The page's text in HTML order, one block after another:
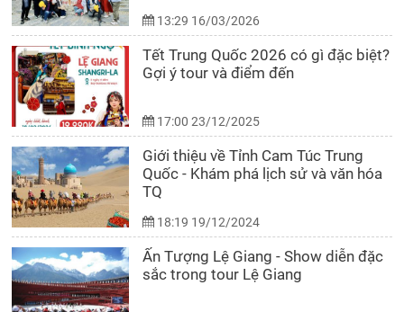
13:29 16/03/2026
Tết Trung Quốc 2026 có gì đặc biệt?
Gợi ý tour và điểm đến
17:00 23/12/2025
Giới thiệu về Tỉnh Cam Túc Trung
Quốc - Khám phá lịch sử và văn hóa
TQ
18:19 19/12/2024
Ấn Tượng Lệ Giang - Show diễn đặc
sắc trong tour Lệ Giang